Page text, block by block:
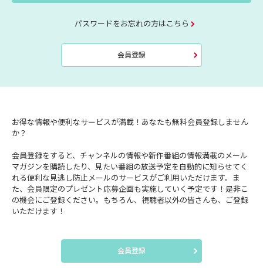
パスワードをお忘れの方はこちら
会員登録
お得な情報や便利なサービスが満載！あなたも無料会員登録しません
か？
会員登録をすると、チャンネルの情報や新作番組の情報満載のメール
マガジンを購読したり、見たい番組の放送予定を自動的に知らせてく
れる便利な見逃し防止メールのサービスがご利用いただけます。ま
た、会員限定のプレゼント応募企画も実施していく予定です！是非こ
の機会にご登録ください。もちろん、視聴者以外の皆さんも、ご登録
いただけます！
会員登録